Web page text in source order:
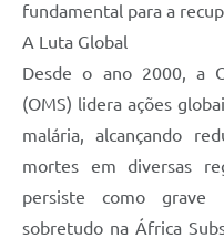
fundamental para a
A Luta Global
Desde o ano 2000, a
(OMS) lidera ações
malária, alcançando
mortes em diversas
persiste como grave
sobretudo na África